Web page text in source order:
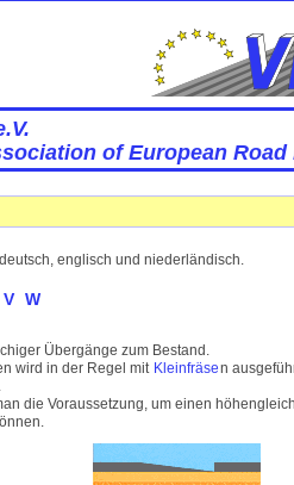
of European
englisch und niederländisch.
V W
Übergänge zum Bestand.
wird in der Regel mit Kleinfräsen
.
die Voraussetzung, um einen